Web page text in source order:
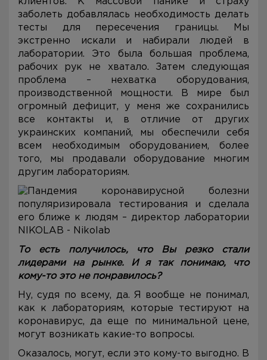
заболеть добавлялась необходимость делать
тесты для пересечения границы. Мы
экстренно искали и набирали людей в
лаборатории. Это была большая проблема,
рабочих рук не хватало. Затем следующая
проблема – нехватка оборудования,
производственной мощности. В мире был
огромный дефицит, у меня же сохранились
все контакты и, в отличие от других
украинских компаний, мы обеспечили себя
всем необходимым оборудованием, более
того, мы продавали оборудование многим
другим лабораториям.
То есть получилось, что Вы резко стали
лидерами на рынке. И я так понимаю, что
кому-то это не понравилось?
Ну, судя по всему, да. Я вообще не понимал,
как к лабораториям, которые тестируют на
коронавирус, да еще по минимальной цене,
могут возникать какие-то вопросы.
Оказалось, могут, если это кому-то выгодно. В